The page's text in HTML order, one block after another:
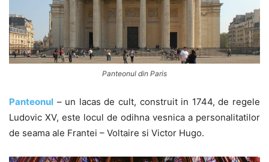
Panteonul din Paris
Panteonul – un lacas de cult, construit in 1744, de regele
Ludovic XV, este locul de odihna vesnica a personalitatilor
de seama ale Frantei – Voltaire si Victor Hugo.